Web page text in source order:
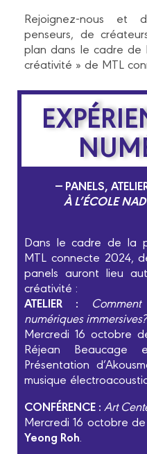
Rejoignez-nous et
penseurs, de
plan dans le cadre
créativité » de MTL
— PANELS,
À L’ÉCOLE
Dans le cadre de la
MTL connecte 2024,
panels auront lieu
créativité :
ATELIER :
numériques immersives?
Mercredi 16 octobre
Réjean Beaucage
Présentation
musique
CONFÉRENCE : Art
Mercredi 16 octobre de
Yeong Roh